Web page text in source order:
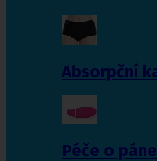
Absorpční
Péče o